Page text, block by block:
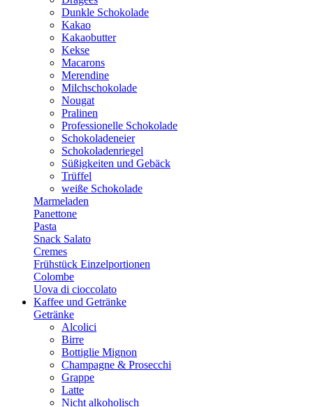
Dunkle Schokolade
Kakao
Kakaobutter
Kekse
Macarons
Merendine
Milchschokolade
Nougat
Pralinen
Professionelle Schokolade
Schokoladeneier
Schokoladenriegel
Süßigkeiten und Gebäck
Trüffel
weiße Schokolade
Marmeladen
Panettone
Pasta
Snack Salato
Cremes
Frühstück Einzelportionen
Colombe
Uova di cioccolato
Kaffee und Getränke
Getränke
Alcolici
Birre
Bottiglie Mignon
Champagne & Prosecchi
Grappe
Latte
Nicht alkoholisch